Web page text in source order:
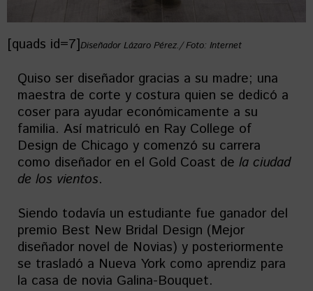
[quads id=7]Diseñador Lázaro Pérez./ Foto: Internet
Quiso ser diseñador gracias a su madre; una
maestra de corte y costura quien se dedicó a
coser para ayudar económicamente a su
familia. Así matriculó en Ray College of
Design de Chicago y comenzó su carrera
como diseñador en el Gold Coast de la ciudad
de los vientos.
Siendo todavía un estudiante fue ganador del
premio Best New Bridal Design (Mejor
diseñador novel de Novias) y posteriormente
se trasladó a Nueva York como aprendiz para
la casa de novia Galina-Bouquet.